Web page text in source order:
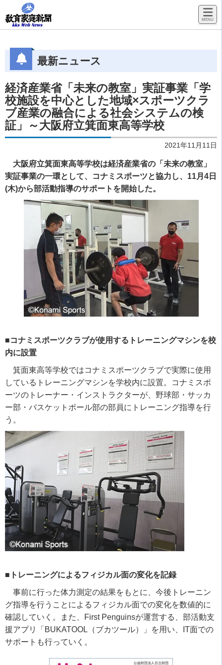
最新ニュース
経済産業省「未来の教室」実証事業「学
校施設を中心とした地域×スポーツクラ
ブ産業の融合による社会システムの検
証」～大阪府立箕面東高等学校
2021年11月11日
大阪府立箕面東高等学校は経済産業省の「未来の教室」
実証事業の一環として、コナミスポーツと協力し、11月4日
(木)から部活動指導のサポートを開始した。
■コナミスポーツクラブが使用するトレーニングマシンを校
内に設置
箕面東高等学校ではコナミスポーツクラブで実際に使用
しているトレーニングマシンを学校内に設置。コナミスポ
ーツのトレーナー・インストラクターが、野球部・サッカ
ー部・バスケットボール部の部員にトレーニング指導を行
う。
■トレーニングによるフィジカル面の変化を記録
事前に行った体力測定の結果をもとに、今後トレーニン
グ指導を行うことによるフィジカル面での変化を数値的に
確認していく。また、
First Penguinsが運営する、部活動支
援アプリ「 BUKATOOL （ブカツール）」を用い、 IT面での
サポートも行っていく。